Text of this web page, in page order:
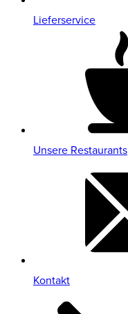
Lieferservice
Unsere Restaurants
Kontakt